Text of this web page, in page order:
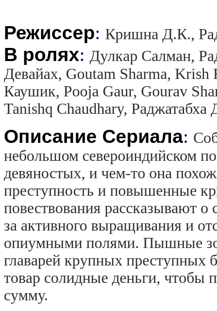
Режиссер: Кришна Д.К.,
В ролях: Дулкар Салман,
Девайах, Goutam Sharma,
Каушик, Pooja Gaur, Gourav
Tanishq Chaudhary, Раджатабха
Описание Сериала:
небольшом североиндийском
девяностых, и чем-то она
преступность и повышенные
повествования рассказывают
за активного выращивания и
опиумными полями. Пышные
главарей крупных преступных
товар солидные деньги, чтобы
сумму.